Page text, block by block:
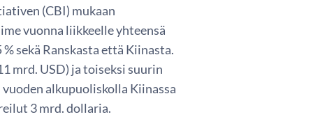
(CBI) mukaan
vuonna liikkeelle yhteensä
sekä Ranskasta että Kiinasta.
mrd. USD) ja toiseksi suurin
alkupuoliskolla Kiinassa
3 mrd. dollaria.